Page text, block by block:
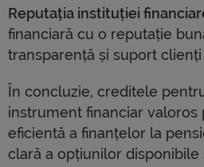
Reputația instituției
financiară cu o reputație
transparență și suport
În concluzie, creditele
instrument financiar valoros
eficientă a finanțelor la
clară a opțiunilor disponibile